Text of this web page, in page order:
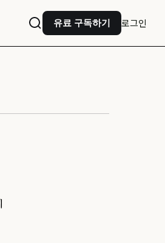
유료 구독하기 로그인